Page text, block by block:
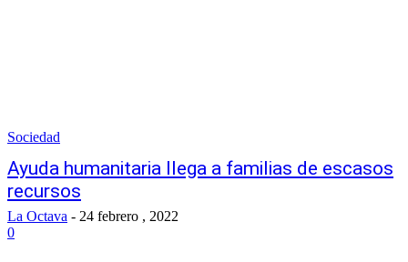
Sociedad
Ayuda humanitaria llega a familias de escasos
recursos
La Octava - 24 febrero , 2022
0